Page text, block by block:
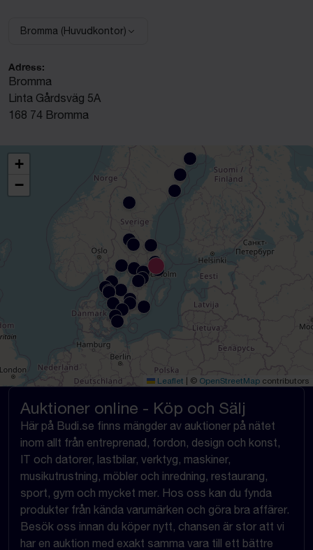
Välj anläggning:
Bromma (Huvudkontor)
Adress:
Bromma
Linta Gårdsväg 5A
168 74 Bromma
+
−
Leaflet © OpenStreetMap contributors
Auktioner online - Köp och Sälj
Här på Budi.se finns mängder av auktioner på nätet
inom allt från entreprenad, fordon, design och konst,
IT och datorer, lastbilar, verktyg, maskiner,
musikutrustning, möbler och inredning, restaurang,
sport, gym och mycket mer. Hos oss kan du fynda
produkter från kända varumärken och göra bra affärer.
Besök oss innan du köper nytt, chansen är stor att vi
har en auktion med exakt samma vara till ett bättre